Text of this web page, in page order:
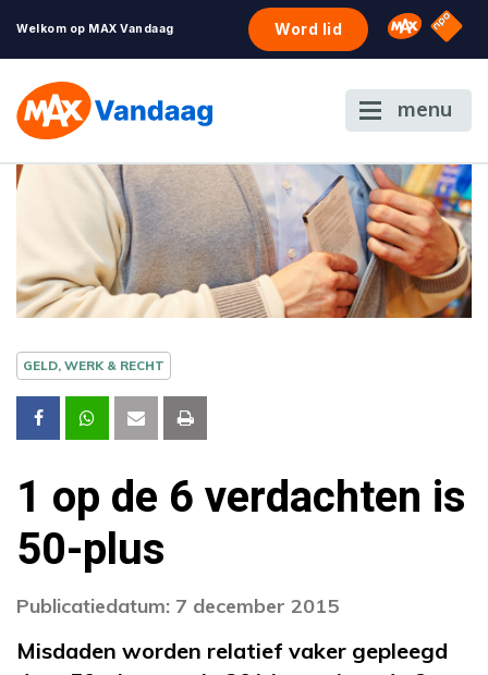
Welkom op MAX Vandaag Word lid Omroep
NPO
menu
GELD, WERK & RECHT
1 op de 6 verdachten is
50-plus
Publicatiedatum: 7 december 2015
Misdaden worden relatief vaker gepleegd